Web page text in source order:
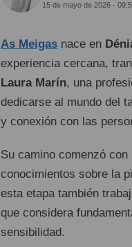
15 de mayo de 2026 -
As Meigasnace en
experiencia cercana,
Laura Marín, una
dedicarse al mundo del
y conexión con las
Su camino comenzó con
conocimientos sobre la
esta etapa también
que considera
sensibilidad.